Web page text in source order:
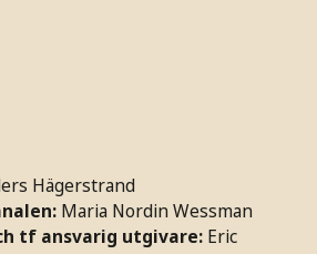
Hägerstrand
Maria Nordin Wessman
tf ansvarig utgivare: Eric